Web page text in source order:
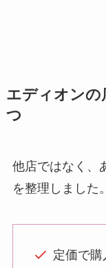
エディオンの
つ
他店ではなく、
を整理しました。
定価で購